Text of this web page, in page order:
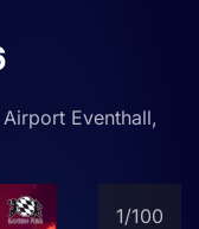
Eventhall,
1/100